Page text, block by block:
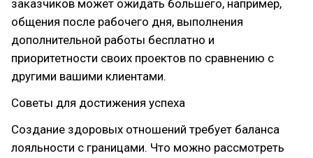
заказчиков может ожидать большего, например,
общения после рабочего дня, выполнения
дополнительной работы бесплатно и
приоритетности своих проектов по сравнению с
другими вашими клиентами.
Советы для достижения успеха
Создание здоровых отношений требует баланса
лояльности с границами. Что можно рассмотреть